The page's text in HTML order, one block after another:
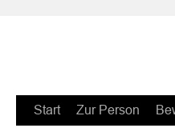
Zum
Start Zur Person